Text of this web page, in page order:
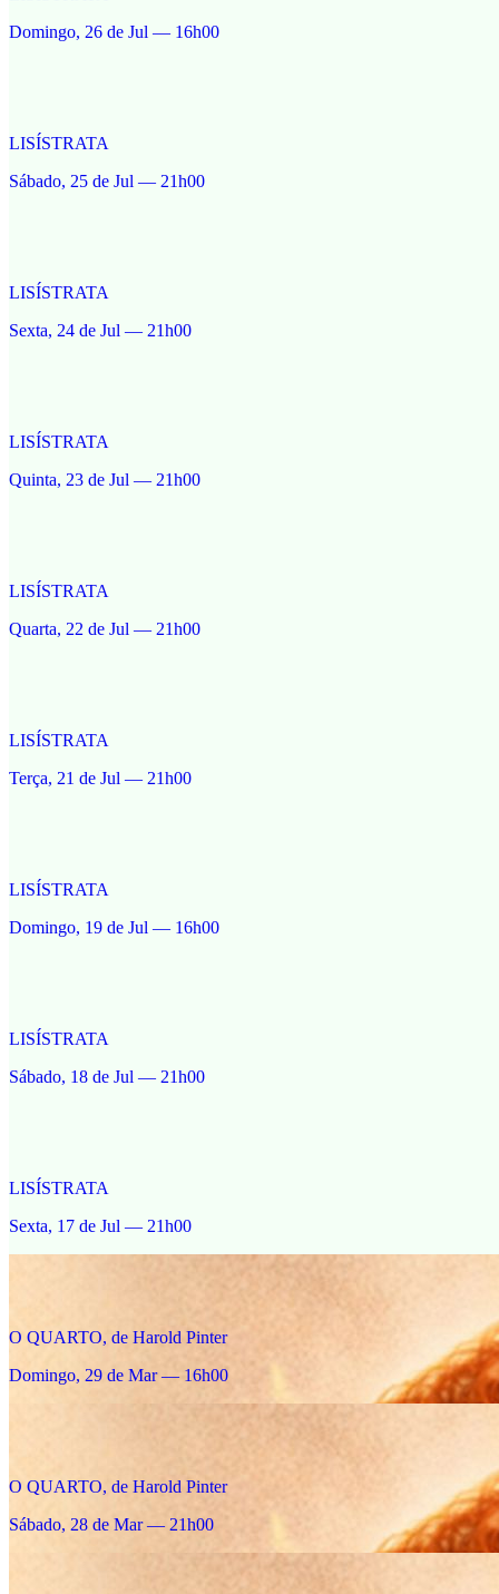
Domingo, 26 de Jul — 16h00
LISÍSTRATA
Sábado, 25 de Jul — 21h00
LISÍSTRATA
Sexta, 24 de Jul — 21h00
LISÍSTRATA
Quinta, 23 de Jul — 21h00
LISÍSTRATA
Quarta, 22 de Jul — 21h00
LISÍSTRATA
Terça, 21 de Jul — 21h00
LISÍSTRATA
Domingo, 19 de Jul — 16h00
LISÍSTRATA
Sábado, 18 de Jul — 21h00
LISÍSTRATA
Sexta, 17 de Jul — 21h00
O QUARTO, de Harold Pinter
Domingo, 29 de Mar — 16h00
O QUARTO, de Harold Pinter
Sábado, 28 de Mar — 21h00